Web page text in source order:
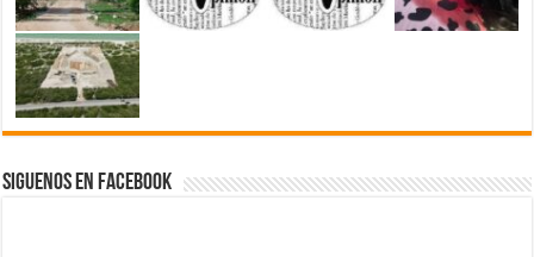
Siguenos en Facebook